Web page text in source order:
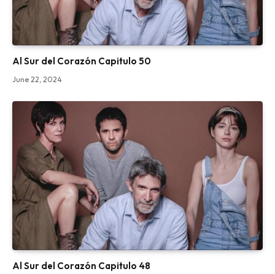
Al Sur del Corazón Capitulo 50
June 22, 2024
Al Sur del Corazón Capitulo 48